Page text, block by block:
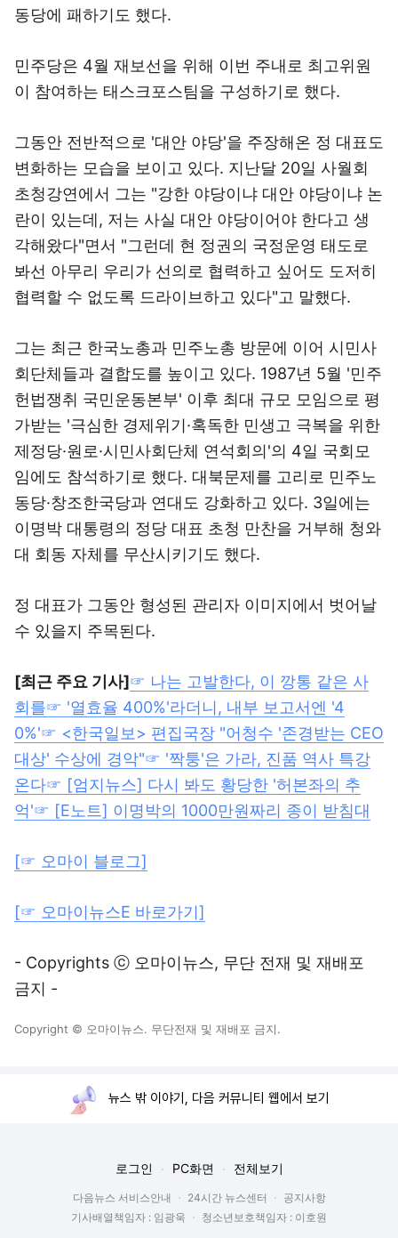
동당에 패하기도 했다.
민주당은 4월 재보선을 위해 이번 주내로 최고위원
이 참여하는 태스크포스팀을 구성하기로 했다.
그동안 전반적으로 '대안 야당'을 주장해온 정 대표도
변화하는 모습을 보이고 있다. 지난달 20일 사월회
초청강연에서 그는 "강한 야당이냐 대안 야당이냐 논
란이 있는데, 저는 사실 대안 야당이어야 한다고 생
각해왔다"면서 "그런데 현 정권의 국정운영 태도로
봐선 아무리 우리가 선의로 협력하고 싶어도 도저히
협력할 수 없도록 드라이브하고 있다"고 말했다.
그는 최근 한국노총과 민주노총 방문에 이어 시민사
회단체들과 결합도를 높이고 있다. 1987년 5월 '민주
헌법쟁취 국민운동본부' 이후 최대 규모 모임으로 평
가받는 '극심한 경제위기·혹독한 민생고 극복을 위한
제정당·원로·시민사회단체 연석회의'의 4일 국회모
임에도 참석하기로 했다. 대북문제를 고리로 민주노
동당·창조한국당과 연대도 강화하고 있다. 3일에는
이명박 대통령의 정당 대표 초청 만찬을 거부해 청와
대 회동 자체를 무산시키기도 했다.
정 대표가 그동안 형성된 관리자 이미지에서 벗어날
수 있을지 주목된다.
[최근 주요 기사]☞ 나는 고발한다, 이 깡통 같은 사
회를☞ '열효율 400%'라더니, 내부 보고서엔 '4
0%'☞ <한국일보> 편집국장 "어청수 '존경받는 CEO
대상' 수상에 경악"☞ '짝퉁'은 가라, 진품 역사 특강
온다☞ [엄지뉴스] 다시 봐도 황당한 '허본좌의 추
억'☞ [E노트] 이명박의 1000만원짜리 종이 받침대
[☞ 오마이 블로그]
[☞ 오마이뉴스E 바로가기]
- Copyrights ⓒ 오마이뉴스, 무단 전재 및 재배포
금지 -
Copyright © 오마이뉴스. 무단전재 및 재배포 금지.
뉴스 밖 이야기, 다음 커뮤니티 웹에서 보기
로그인 PC화면 전체보기
다음뉴스 서비스안내 24시간 뉴스센터
공지사항
기사배열책임자 : 임광욱
청소년보호책임자 : 이호원